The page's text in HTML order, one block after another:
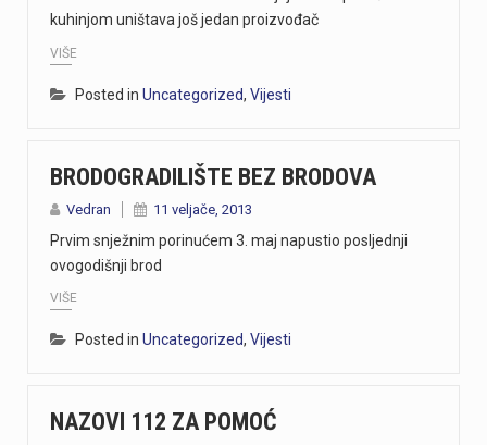
kuhinjom uništava još jedan proizvođač
VIŠE
Posted in Uncategorized, Vijesti
BRODOGRADILIŠTE BEZ BRODOVA
Vedran 11 veljače, 2013
Prvim snježnim porinućem 3. maj napustio posljednji
ovogodišnji brod
VIŠE
Posted in Uncategorized, Vijesti
NAZOVI 112 ZA POMOĆ